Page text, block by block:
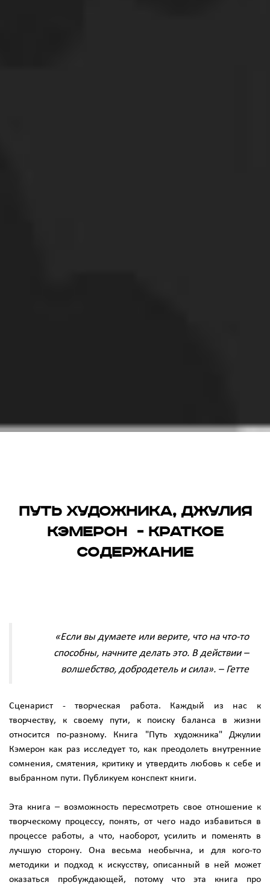
Путь художника, Джулия
Кэмерон - краткое
содержание
«Если вы думаете или верите, что на что-то
способны, начните делать это. В действии –
волшебство, добродетель и сила». – Гетте
Сценарист - творческая работа. Каждый из нас к
творчеству, к своему пути, к поиску баланса в жизни
относится по-разному. Книга "Путь художника" Джулии
Кэмерон как раз исследует то, как преодолеть внутренние
сомнения, смятения, критику и утвердить любовь к себе и
выбранном пути. Публикуем конспект книги.
Эта книга – возможность пересмотреть свое отношение к
творческому процессу, понять, от чего надо избавиться в
процессе работы, а что, наоборот, усилить и поменять в
лучшую сторону. Она весьма необычна, и для кого-то
методики и подход к искусству, описанный в ней может
оказаться пробуждающей, потому что эта книга про